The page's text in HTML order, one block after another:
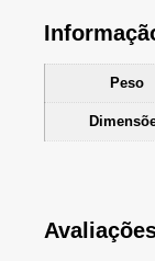
Peso